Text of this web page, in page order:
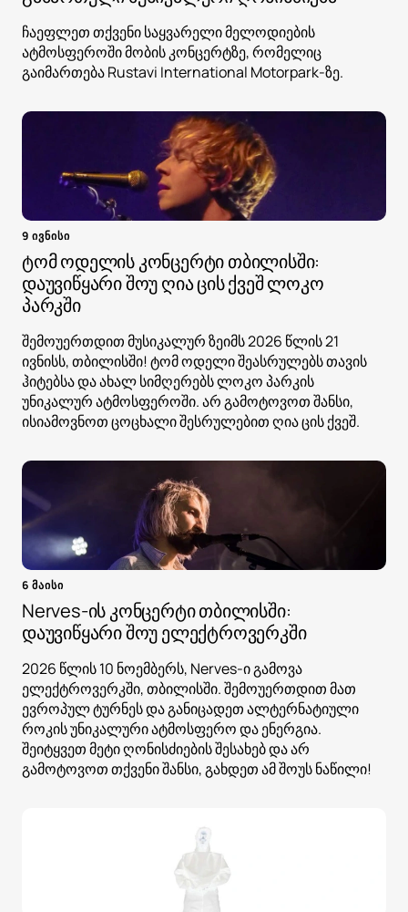
ჩაეფლეთ თქვენი საყვარელი მელოდიების
ატმოსფეროში მობის კონცერტზე, რომელიც
გაიმართება Rustavi International Motorpark-ზე.
9 ივნისი
ტომ ოდელის კონცერტი თბილისში:
დაუვიწყარი შოუ ღია ცის ქვეშ ლოკო
პარკში
შემოუერთდით მუსიკალურ ზეიმს 2026 წლის 21
ივნისს, თბილისში! ტომ ოდელი შეასრულებს თავის
ჰიტებსა და ახალ სიმღერებს ლოკო პარკის
უნიკალურ ატმოსფეროში. არ გამოტოვოთ შანსი,
ისიამოვნოთ ცოცხალი შესრულებით ღია ცის ქვეშ.
6 მაისი
Nerves-ის კონცერტი თბილისში:
დაუვიწყარი შოუ ელექტროვერკში
2026 წლის 10 ნოემბერს, Nerves-ი გამოვა
ელექტროვერკში, თბილისში. შემოუერთდით მათ
ევროპულ ტურნეს და განიცადეთ ალტერნატიული
როკის უნიკალური ატმოსფერო და ენერგია.
შეიტყვეთ მეტი ღონისძიების შესახებ და არ
გამოტოვოთ თქვენი შანსი, გახდეთ ამ შოუს ნაწილი!